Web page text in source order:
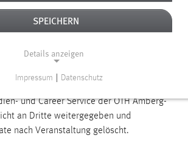
Bayerischen Datenschutzgesetzes (BSG)
erhoben,
und Career Service der OTH Amberg-
an Dritte weitergegeben und
nach Veranstaltung gelöscht.
SPEICHERN
Details anzeigen
sind für die einwandfreie Funktion der
Impressum Datenschutz